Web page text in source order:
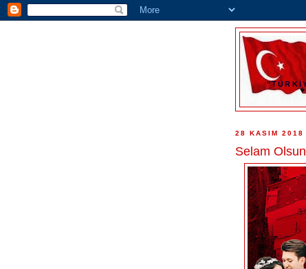
28 KASIM 2018
Selam